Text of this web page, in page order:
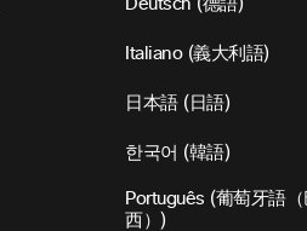
Deutsch (德語)
Italiano(義大利語)
日本語( 日語)
한국어 (韓語)
Português (葡萄牙語（
西） )